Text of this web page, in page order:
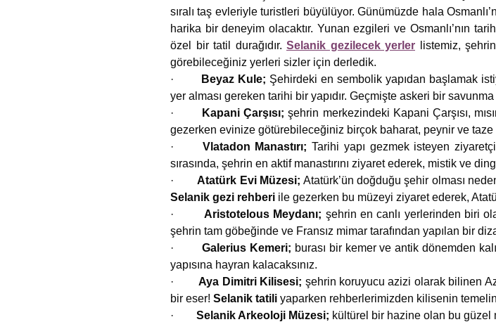
sıralı taş evleriyle turistleri büyülüyor. Günümüzde hala
harika bir deneyim olacaktır. Yunan ezgileri ve Osmanlı’nın
özel bir tatil durağıdır. Selanik gezilecek yerler listemiz,
görebileceğiniz yerleri sizler için derledik.
·
Beyaz Kule; Şehirdeki en sembolik yapıdan başlamak
yer alması gereken tarihi bir yapıdır. Geçmişte askeri bir savunma
·
Kapani Çarşısı;şehrin merkezindeki Kapani Çarşısı,
gezerken evinize götürebileceğiniz birçok baharat, peynir ve
· Vlatadon Manastırı;Tarihi yapı gezmek isteyen
sırasında, şehrin en aktif manastırını ziyaret ederek, mistik ve
·Atatürk Evi Müzesi;Atatürk’ün doğduğu şehir olması
Selanik gezi rehberi ile gezerken bu müzeyi ziyaret ederek,
· Aristotelous Meydanı; şehrin en canlı yerlerinden biri
şehrin tam göbeğinde ve Fransız mimar tarafından yapılan bir
· Galerius Kemeri; burası bir kemer ve antik dönemden
yapısına hayran kalacaksınız.
·Aya Dimitri Kilisesi; şehrin koruyucu azizi olarak bilinen
bir eser! Selanik tatili yaparken rehberlerimizden kilisenin
· Selanik Arkeoloji Müzesi; kültürel bir hazine olan bu güzel